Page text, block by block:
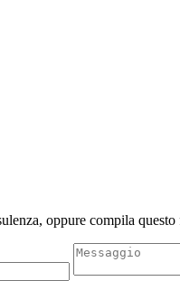
oppure compila